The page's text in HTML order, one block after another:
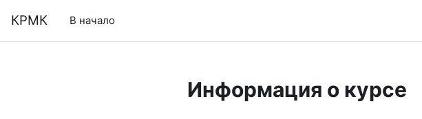
КРМК В начало
Информация о курсе